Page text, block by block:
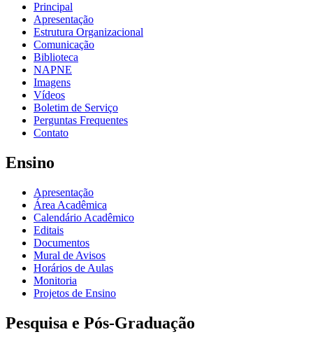
Principal
Apresentação
Estrutura Organizacional
Comunicação
Biblioteca
NAPNE
Imagens
Vídeos
Boletim de Serviço
Perguntas Frequentes
Contato
Ensino
Apresentação
Área Acadêmica
Calendário Acadêmico
Editais
Documentos
Mural de Avisos
Horários de Aulas
Monitoria
Projetos de Ensino
Pesquisa e Pós-Graduação